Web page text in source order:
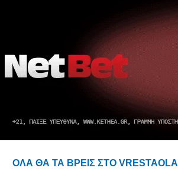
ΟΛΑ ΘΑ ΤΑ ΒΡΕΙΣ ΣΤΟ VRESTAOLA